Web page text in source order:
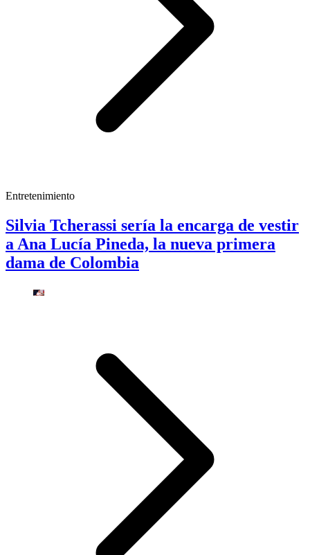
Entretenimiento
Silvia Tcherassi sería la encarga de vestir
a Ana Lucía Pineda, la nueva primera
dama de Colombia